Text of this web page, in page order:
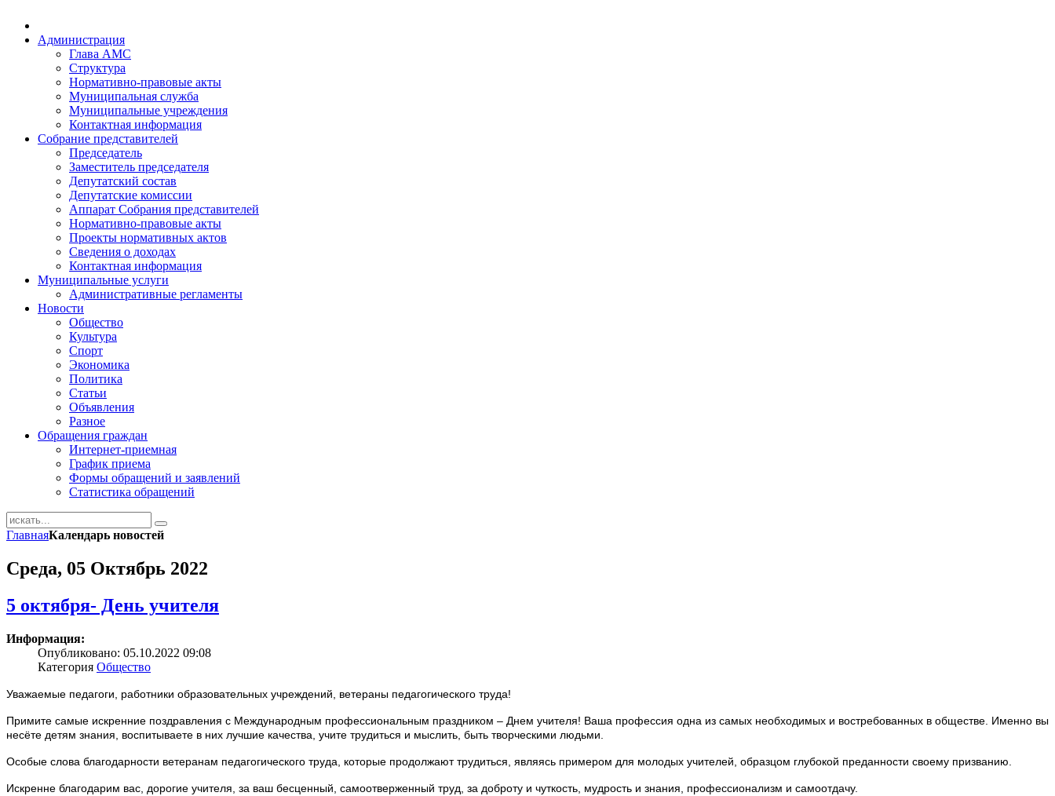
Администрация
Глава АМС
Структура
Нормативно-правовые акты
Муниципальная служба
Муниципальные учреждения
Контактная информация
Собрание представителей
Председатель
Заместитель председателя
Депутатский состав
Депутатские комиссии
Аппарат Собрания представителей
Нормативно-правовые акты
Проекты нормативных актов
Сведения о доходах
Контактная информация
Муниципальные услуги
Административные регламенты
Новости
Общество
Культура
Спорт
Экономика
Политика
Статьи
Объявления
Разное
Обращения граждан
Интернет-приемная
График приема
Формы обращений и заявлений
Статистика обращений
ГлавнаяКалендарь новостей
Среда, 05 Октябрь 2022
5 октября- День учителя
Информация:
Опубликовано: 05.10.2022 09:08
Категория Общество
Уважаемые педагоги, работники образовательных учреждений, ветераны педагогического труда!
Примите самые искренние поздравления с Международным профессиональным праздником – Днем учителя! Ваша профессия одна из самых необходимых и востребованных в обществе. Именно вы
несёте детям знания, воспитываете в них лучшие качества, учите трудиться и мыслить, быть творческими людьми.
Особые слова благодарности ветеранам педагогического труда, которые продолжают трудиться, являясь примером для молодых учителей, образцом глубокой преданности своему призванию.
Искренне благодарим вас, дорогие учителя, за ваш бесценный, самоотверженный труд, за доброту и чуткость, мудрость и знания, профессионализм и самоотдачу.